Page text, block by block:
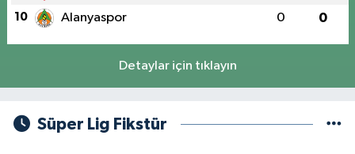
10 Alanyaspor 0 0
Detaylar için tıklayın
Süper Lig Fikstür